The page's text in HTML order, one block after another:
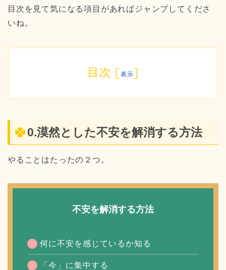
目次を見て気になる項目があればジャンプしてくださ
いね。
目次 [表示]
0.漠然とした不安を解消する方法
やることはたったの２つ。
不安を解消する方法
何に不安を感じているか知る
「今」に集中する